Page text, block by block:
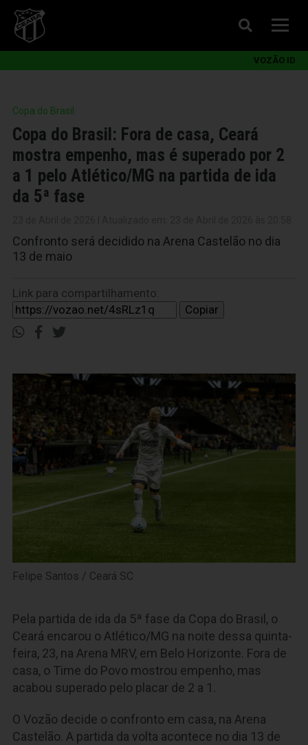
VOZÃO ID
Copa do Brasil
Copa do Brasil: Fora de casa, Ceará
mostra empenho, mas é superado por 2
a 1 pelo Atlético/MG na partida de ida
da 5ª fase
Confronto será decidido na Arena Castelão no dia
13 de maio
Link para compartilhamento:
Copiar
Felipe Santos / Ceará SC
Pela partida de ida da 5ª fase da Copa do Brasil, o
Ceará encarou o Atlético/MG na noite dessa quinta-
feira, 23, na Arena MRV, em Belo Horizonte. Fora de
casa, o Time do Povo mostrou empenho, mas
acabou superado pelo placar de 2 a 1.
O Vozão decide o confronto em casa, na Arena
Castelão. A partida da volta acontece no dia 13 de